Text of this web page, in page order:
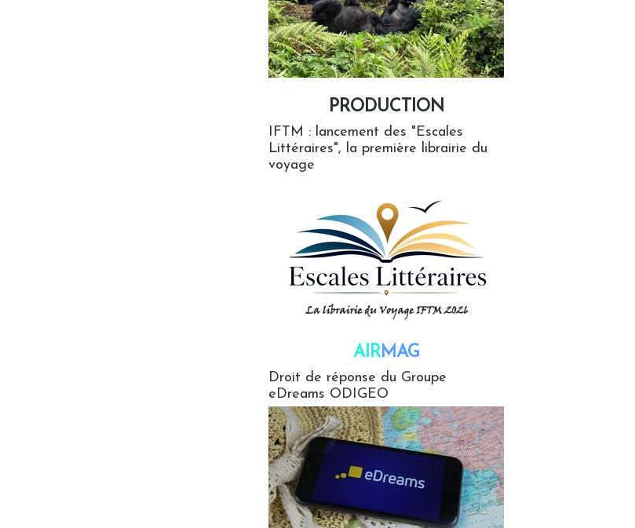
PRODUCTION
IFTM : lancement des "Escales
Littéraires", la première librairie du
voyage
AIRMAG
Droit de réponse du Groupe
eDreams ODIGEO